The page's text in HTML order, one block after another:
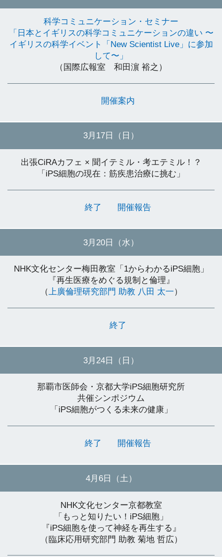
科学コミュニケーション・セミナー
「日本とイギリスの科学コミュニケーションの違い 〜
イギリスの科学イベント「New Scientist Live」に参加
して〜」
（国際広報室 和田濵 裕之）
開催案内
3月17日（日）
出張CiRAカフェ × 聞イテミル・考エテミル！？
「iPS細胞の現在：筋疾患治療に挑む」
終了 開催報告
3月20日（水）
NHK文化センター梅田教室「1からわかるiPS細胞」
『再生医療をめぐる規制と倫理』
（ 上廣倫理研究部門 助教 八田 太一）
終了
3月24日（日）
那覇市医師会・京都大学iPS細胞研究所
共催シンポジウム
「iPS細胞がつくる未来の健康」
終了 開催報告
4月6日（土）
NHK文化センター京都教室
「もっと知りたい！iPS細胞」
『iPS細胞を使って神経を再生する』
（臨床応用研究部門 助教 菊地 哲広）